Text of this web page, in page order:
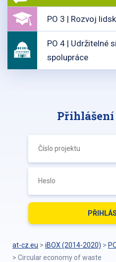
PO 3 | Rozvoj
PO 4 | Udržitelné
spolupráce
at-cz.eu > iBOX (2014-2020) >
> Circular economy of waste